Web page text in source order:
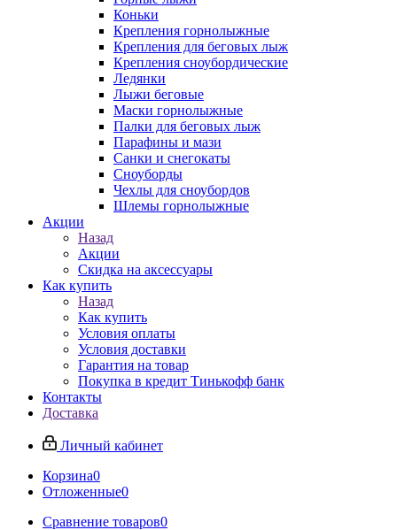
Коньки
Крепления горнолыжные
Крепления для беговых лыж
Крепления сноубордические
Ледянки
Лыжи беговые
Маски горнолыжные
Палки для беговых лыж
Парафины и мази
Санки и снегокаты
Сноуборды
Чехлы для сноубордов
Шлемы горнолыжные
Акции
Назад
Акции
Скидка на аксессуары
Как купить
Назад
Как купить
Условия оплаты
Условия доставки
Гарантия на товар
Покупка в кредит Тинькофф банк
Контакты
Доставка
Личный кабинет
Корзина0
Отложенные0
Сравнение товаров0